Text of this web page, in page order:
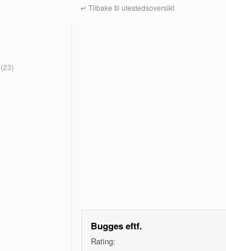
(23)
↵ Tilbake til utestedsoversikt
Bugges eftf.
Rating: